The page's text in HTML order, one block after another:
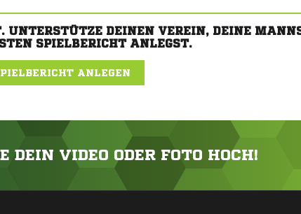
UNTERSTÜTZE DEINEN VEREIN, DEINE
SPIELBERICHT ANLEGST.
ANLEGEN
DEIN VIDEO ODER FOTO HOCH!